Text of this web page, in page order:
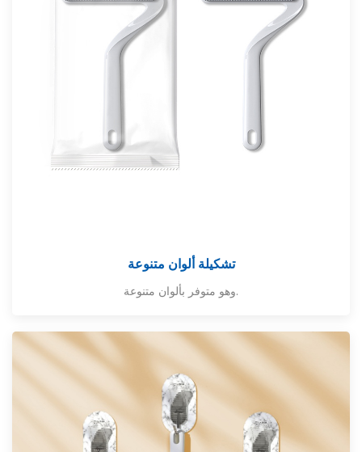
تشكيلة ألوان متنوعة
وهو متوفر بألوان متنوعة.